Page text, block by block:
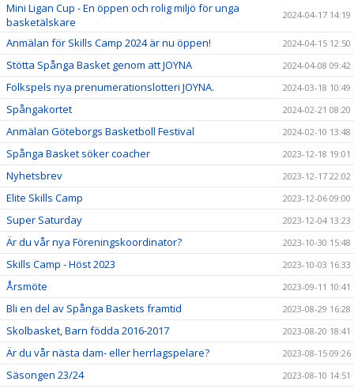
Mini Ligan Cup - En öppen och rolig miljö för unga
basketälskare
2024-04-17 14:19
Anmälan för Skills Camp 2024 är nu öppen! 2024-04-15 12:50
Stötta Spånga Basket genom att JOYNA 2024-04-08 09:42
Folkspels nya prenumerationslotteri JOYNA. 2024-03-18 10:49
Spångakortet 2024-02-21 08:20
Anmälan Göteborgs Basketboll Festival 2024-02-10 13:48
Spånga Basket söker coacher 2023-12-18 19:01
Nyhetsbrev 2023-12-17 22:02
Elite Skills Camp 2023-12-06 09:00
Super Saturday 2023-12-04 13:23
Är du vår nya Föreningskoordinator? 2023-10-30 15:48
Skills Camp - Höst 2023 2023-10-03 16:33
Årsmöte 2023-09-11 10:41
Bli en del av Spånga Baskets framtid 2023-08-29 16:28
Skolbasket, Barn födda 2016-2017 2023-08-20 18:41
Är du vår nästa dam- eller herrlagspelare? 2023-08-15 09:26
Säsongen 23/24 2023-08-10 14:51